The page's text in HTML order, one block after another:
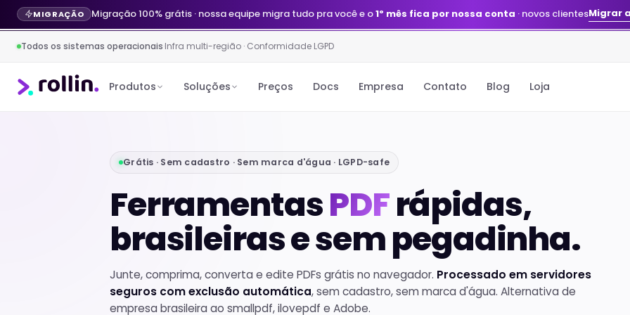
MIGRAÇÃO Migração 100% grátis · nossa equipe migra tudo pra você e o1º mês fica por nossa conta · novos clientesMigrar
Todos os sistemas operacionais·Infra multi-região · Conformidade LGPD
Produtos Soluções Preços Docs Empresa Contato Blog Loja
Grátis · Sem cadastro · Sem marca d'água · LGPD-safe
FerramentasPDFrápidas,
brasileiras e sem pegadinha.
Junte, comprima, converta e edite PDFs grátis no navegador. Processado em servidores
seguros com exclusão automática, sem cadastro, sem marca d'água. Alternativa de
empresa brasileira ao smallpdf, ilovepdf e Adobe.